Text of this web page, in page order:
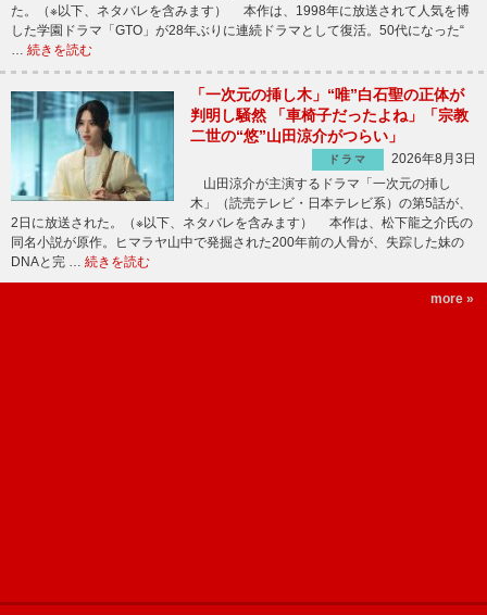
た。（※以下、ネタバレを含みます） 本作は、1998年に放送されて人気を博
した学園ドラマ「GTO」が28年ぶりに連続ドラマとして復活。50代になった“
… 続きを読む
「一次元の挿し木」“唯”白石聖の正体が
判明し騒然 「車椅子だったよね」「宗教
二世の“悠”山田涼介がつらい」
ドラマ
2026年8月3日
山田涼介が主演するドラマ「一次元の挿し
木」（読売テレビ・日本テレビ系）の第5話が、
2日に放送された。（※以下、ネタバレを含みます） 本作は、松下龍之介氏の
同名小説が原作。ヒマラヤ山中で発掘された200年前の人骨が、失踪した妹の
DNAと完 … 続きを読む
more »